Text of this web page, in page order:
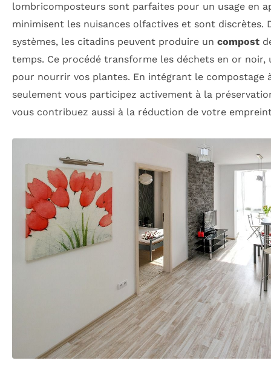
lombricomposteurs sont parfaites pour un usage en
minimisent les nuisances olfactives et sont discrètes.
systèmes, les citadins peuvent produire un compost
temps. Ce procédé transforme les déchets en or noir,
pour nourrir vos plantes. En intégrant le compostage
seulement vous participez activement à la
vous contribuez aussi à la réduction de votre